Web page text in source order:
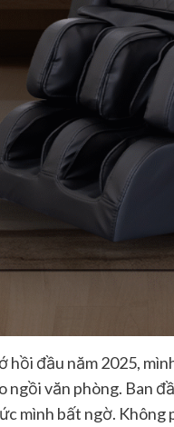
hồi đầu năm 2025,
ngồi văn phòng. Ban
mình bất ngờ. Không